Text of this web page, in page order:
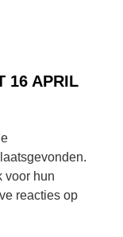
16 APRIL
voor hun
reacties op